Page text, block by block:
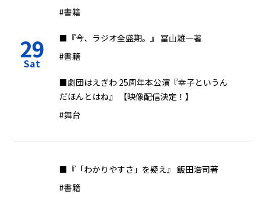
29
Sat
#書籍
■『今、ラジオ全盛期。』 冨山雄一著
#書籍
■劇団はえぎわ 25周年本公演『幸子というん
だほんとはね』 【映像配信決定！】
#舞台
■『「わかりやすさ」を疑え』 飯田浩司著
#書籍